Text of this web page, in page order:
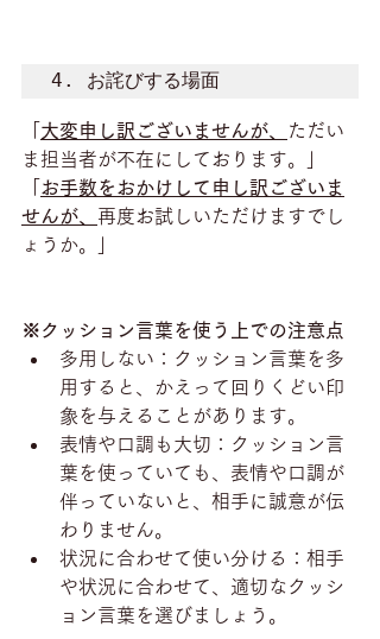
4. お詫びする場面
大変申し訳ございませんが、
ただい
ま担当者が不在にしております。」
お手数をおかけして申し訳ございま
せんが、 再度お試しいただけますでし
ょうか。」
※クッション言葉を使う上での注意点
多用しない：クッション言葉を多
用すると、かえって回りくどい印
象を与えることがあります。
表情や口調も大切：クッション言
葉を使っていても、表情や口調が
伴っていないと、相手に誠意が伝
わりません。
状況に合わせて使い分ける：相手
や状況に合わせて、適切なクッシ
ョン言葉を選びましょう。